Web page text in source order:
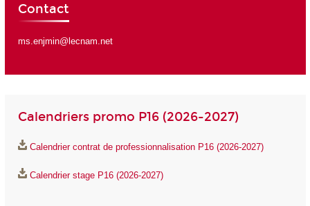
Contact
ms.enjmin@lecnam.net
Calendriers promo P16 (2026-2027)
Calendrier contrat de professionnalisation P16 (2026-2027)
Calendrier stage P16 (2026-2027)